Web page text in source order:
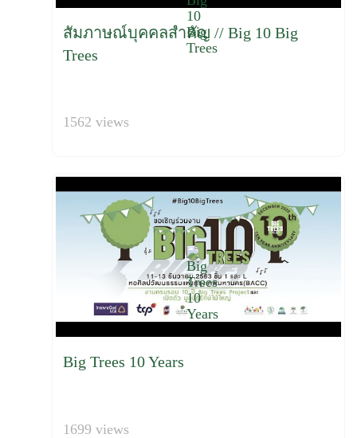
สัมภาษณ์บุคคลสำคัญ // Big 10 Big
Trees
1562 views
Big Trees 10 Years
1699 views